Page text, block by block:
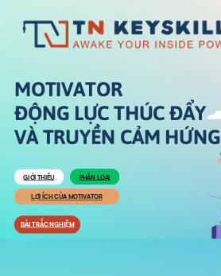
GIỚI THIỆU
LỢI ÍCH CỦAMOTIVATOR
PHÂN LOẠI
MOTIVATOR
ĐỘNG LỰC THÚC ĐẨY
VÀ TRUYỀN CẢM HỨNG
BÀI TRẮC NGHIỆM